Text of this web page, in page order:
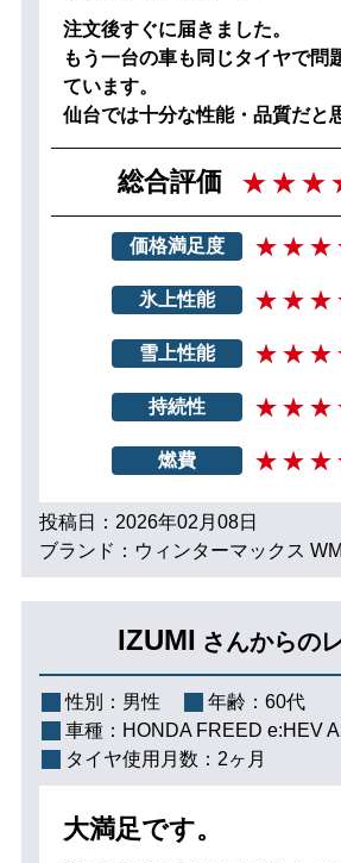
注文後すぐに届きました。
もう一台の車も同じタイヤで問
ています。
仙台では十分な性能・品質だと
総合評価
価格満足度
氷上性能
雪上性能
持続性
燃費
投稿日：2026年02月08日
ブランド：ウィンターマックス
IZUMI さんからの
性別： 男性 年齢： 60代
車種： HONDA FREED e:HEV
タイヤ使用月数： 2ヶ月
大満足です。